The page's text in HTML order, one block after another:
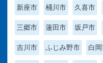
新座市 桶川市 久喜市
三郷市 蓮田市 坂戸市
吉川市 ふじみ野市 白